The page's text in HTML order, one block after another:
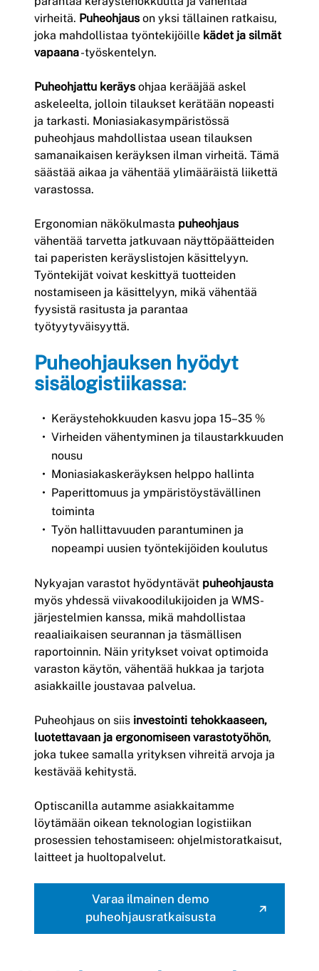
virheitä. Puheohjaus on yksi tällainen ratkaisu,
joka mahdollistaa työntekijöille kädet ja silmät
vapaana-työskentelyn.
Puheohjattu keräys ohjaa kerääjää askel
askeleelta, jolloin tilaukset kerätään nopeasti
ja tarkasti. Moniasiakasympäristössä
puheohjaus mahdollistaa usean tilauksen
samanaikaisen keräyksen ilman virheitä. Tämä
säästää aikaa ja vähentää ylimääräistä liikettä
varastossa.
Ergonomian näkökulmasta puheohjaus
vähentää tarvetta jatkuvaan näyttöpäätteiden
tai paperisten keräyslistojen käsittelyyn.
Työntekijät voivat keskittyä tuotteiden
nostamiseen ja käsittelyyn, mikä vähentää
fyysistä rasitusta ja parantaa
työtyytyväisyyttä.
Puheohjauksen hyödyt
sisälogistiikassa:
Keräystehokkuuden kasvu jopa 15–35 %
Virheiden vähentyminen ja tilaustarkkuuden
nousu
Moniasiakaskeräyksen helppo hallinta
Paperittomuus ja ympäristöystävällinen
toiminta
Työn hallittavuuden parantuminen ja
nopeampi uusien työntekijöiden koulutus
Nykyajan varastot hyödyntävät puheohjausta
myös yhdessä viivakoodilukijoiden ja WMS-
järjestelmien kanssa, mikä mahdollistaa
reaaliaikaisen seurannan ja täsmällisen
raportoinnin. Näin yritykset voivat optimoida
varaston käytön, vähentää hukkaa ja tarjota
asiakkaille joustavaa palvelua.
Puheohjaus on siis investointi tehokkaaseen,
luotettavaan ja ergonomiseen varastotyöhön,
joka tukee samalla yrityksen vihreitä arvoja ja
kestävää kehitystä.
Optiscanilla autamme asiakkaitamme
löytämään oikean teknologian logistiikan
prosessien tehostamiseen: ohjelmistoratkaisut,
laitteet ja huoltopalvelut.
Varaa ilmainen demo
puheohjausratkaisusta